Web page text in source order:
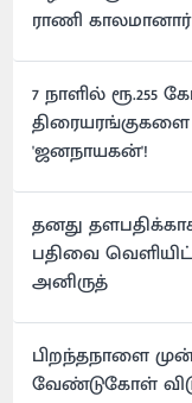
ராணி
7 நாளில் ரூ.255
திரையரங்குகளை
'ஜனநாயகன்'!
தனது
பதிவை
அனிருத்
பிறந்தநாளை
வேண்டுகோள்